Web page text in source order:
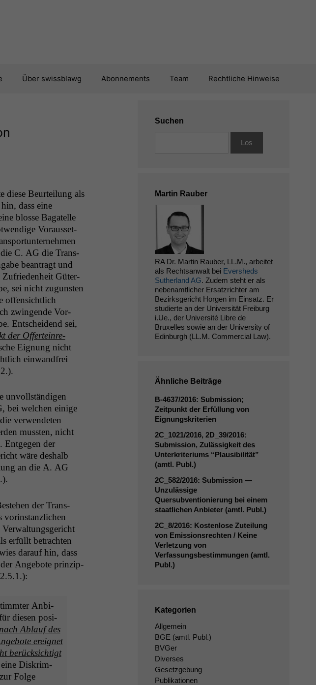
Über swissblawg Abonnements Team Rechtliche Hinweise
diese Beurteilung als
dass eine
blosse Bagatelle
Voraus­set­
C. AG die Trans­
beantragt und
Zufrieden­heit Güter­
sei nicht zugun­sten
offen­sichtlich
zwin­gende Vor­
Entschei­dend sei,
der Offer­tein­re­
Eig­nung nicht
ein­wand­frei
unvoll­ständi­gen
, bei welchen einige
ver­wen­de­ten
mussten, nicht
Ent­ge­gen der
wäre deshalb
an die A. AG
der Trans­
vorin­stan­zlichen
erfüllt betra­cht­en
darauf hin, dass
Ange­bote prinzip­
Anbi­
diesen pos­i­
Ablauf des
ereignet
berück­sichtigt
eine Diskri­m­
Folge
Suchen
Martin Rauber
RA Dr. Martin Rauber, LL.M., arbeitet
als Rechtsanwalt bei Eversheds
Sutherland AG. Zudem steht er als
nebenamtlicher Ersatzrichter am
Bezirksgericht Horgen im Einsatz. Er
studierte an der Universität Freiburg
i.Ue., der Université Libre de
Bruxelles sowie an der University of
Edinburgh (LL.M. Commercial Law).
Ähnliche Beiträge
B‑4637/2016: Submission;
Zeitpunkt der Erfüllung von
Eignungskriterien
2C_1021/2016, 2D_39/2016:
Submission, Zulässigkeit des
Unterkriteriums “Plausibilität”
(amtl. Publ.)
2C_582/2016: Submission —
Unzulässige
Quersubventionierung bei einem
staatlichen Anbieter (amtl. Publ.)
2C_8/2016: Kostenlose Zuteilung
von Emissionsrechten / Keine
Verletzung von
Verfassungsbestimmungen (amtl.
Publ.)
Kategorien
Allgemein
BGE (amtl. Publ.)
BVGer
Diverses
Gesetzgebung
Publikationen